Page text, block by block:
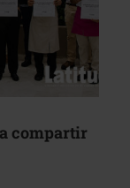
compartir